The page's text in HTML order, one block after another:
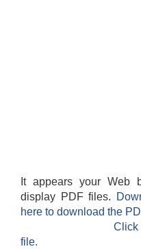
It appears your Web
display PDF files.
here to download the
file.